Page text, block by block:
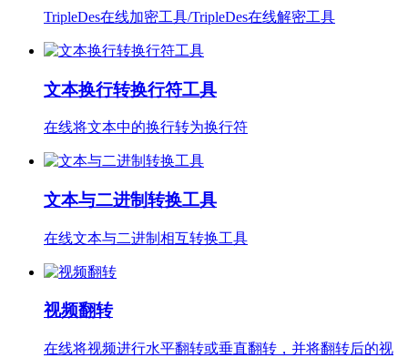
TripleDes在线加密工具/TripleDes在线解密工具
文本换行转换行符工具
在线将文本中的换行转为换行符
文本与二进制转换工具
在线文本与二进制相互转换工具
视频翻转
在线将视频进行水平翻转或垂直翻转，并将翻转后的视